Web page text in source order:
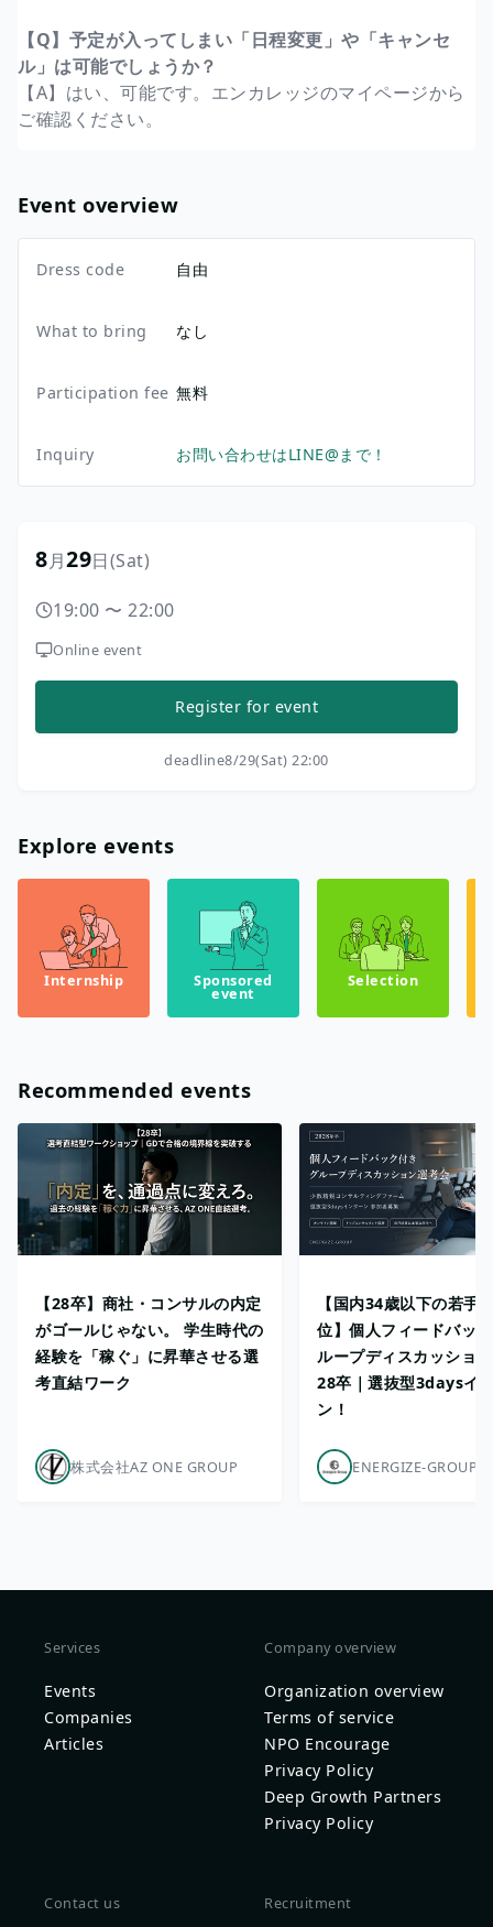
【Q】予定が入ってしまい「日程変更」や「キャンセ
ル」は可能でしょうか？
【A】はい、可能です。エンカレッジのマイページから
ご確認ください。
Event overview
Dress code 自由
What to bring なし
Participation fee 無料
Inquiry お問い合わせはLINE@まで！
Explore events
Internship Sponsored
event
Selection
Recommended events
【28卒】商社・コンサルの内定
がゴールじゃない。 学生時代の
経験を「稼ぐ」に昇華させる選
考直結ワーク
株式会社AZ ONE GROUP
【国内34歳以下の若手
位】個人フィードバッ
ループディスカッショ
28卒｜選抜型3daysイ
ン！
ENERGIZE-GROUP
8月29日(Sat)
19:00 〜 22:00
Online event
Register for event
deadline8/29(Sat) 22:00
Services
Events
Companies
Articles
Company overview
Organization overview
Terms of service
NPO Encourage
Privacy Policy
Deep Growth Partners
Privacy Policy
Contact us Recruitment